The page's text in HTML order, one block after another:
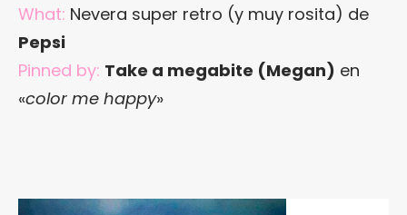
What: Nevera super retro (y muy rosita) de
Pepsi
Pinned by: Take a megabite (Megan) en
«color me happy»